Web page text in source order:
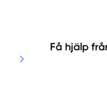
Få hjälp